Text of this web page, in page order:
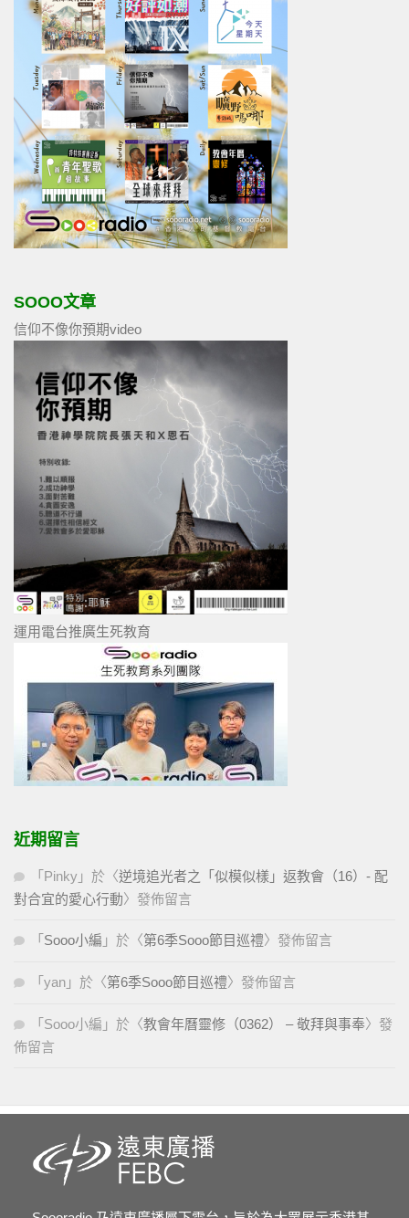
SOOO文章
信仰不像你預期video
運用電台推廣生死教育
近期留言
「 Pinky 」於〈逆境追光者之「似模似樣」返教會（16）- 配
對合宜的愛心行動〉發佈留言
「 Sooo小編 」於〈第6季Sooo節目巡禮〉發佈留言
「 yan 」於〈第6季Sooo節目巡禮〉發佈留言
「 Sooo小編 」於〈教會年曆靈修（0362） – 敬拜與事奉〉發
佈留言